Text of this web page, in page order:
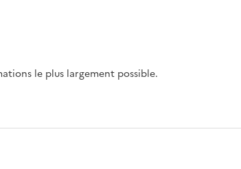
le plus largement possible.